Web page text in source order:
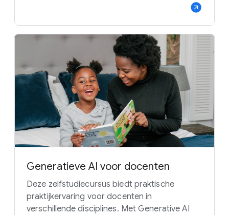
Generatieve AI voor docenten
Deze zelfstudiecursus biedt praktische
praktijkervaring voor docenten in
verschillende disciplines. Met Generative AI